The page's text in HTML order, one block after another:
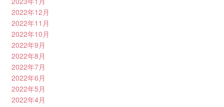
2022年12月
2022年11月
2022年10月
2022年9月
2022年8月
2022年7月
2022年6月
2022年5月
2022年4月